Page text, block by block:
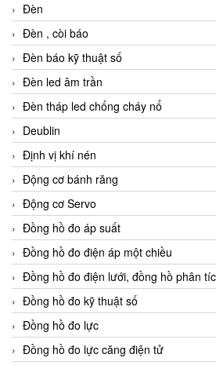
Đèn
Đèn , còi báo
Đèn báo kỹ thuật số
Đèn led âm trần
Đèn tháp led chống cháy nổ
Deublin
Định vị khí nén
Động cơ bánh răng
Động cơ Servo
Đồng hồ đo áp suất
Đồng hồ đo điện áp một chiều
Đồng hồ đo điện lưới, đồng hồ phân
Đồng hồ đo kỹ thuật số
Đồng hồ đo lực
Đồng hồ đo lực căng điện tử